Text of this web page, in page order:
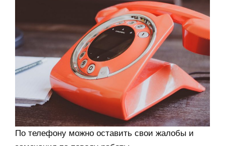
По телефону можно оставить свои жалобы и